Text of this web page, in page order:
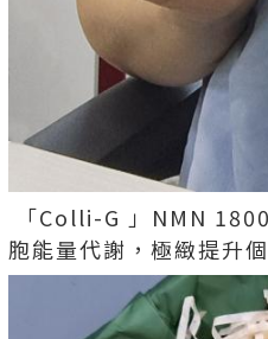
「Colli-G 」NMN
胞能量代謝，極緻提升